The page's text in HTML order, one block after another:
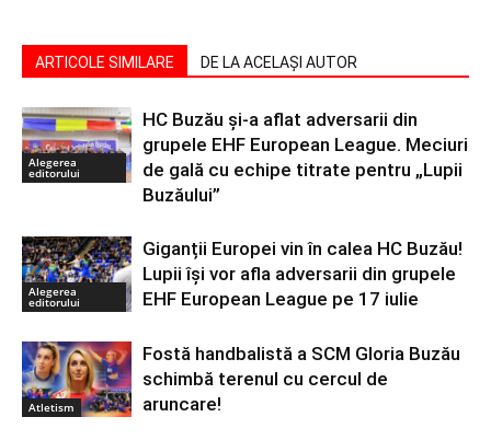
ARTICOLE SIMILARE DE LA ACELAȘI AUTOR
Alegerea
editorului
HC Buzău și-a aflat adversarii din
grupele EHF European League. Meciuri
de gală cu echipe titrate pentru „Lupii
Buzăului”
Alegerea
editorului
Giganții Europei vin în calea HC Buzău!
Lupii își vor afla adversarii din grupele
EHF European League pe 17 iulie
Atletism
Fostă handbalistă a SCM Gloria Buzău
schimbă terenul cu cercul de
aruncare!